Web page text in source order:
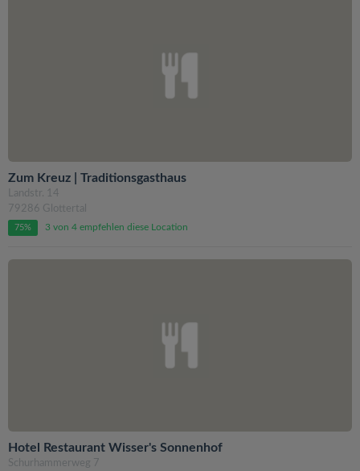
Zum Kreuz | Traditionsgasthaus
Landstr. 14
79286 Glottertal
75% 3 von 4 empfehlen diese Location
Hotel Restaurant Wisser's Sonnenhof
Schurhammerweg 7